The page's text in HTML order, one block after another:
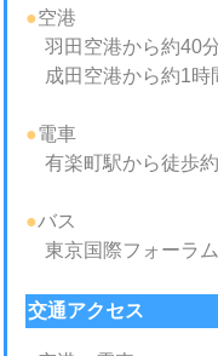
●空港
羽田空港から約40
成田空港から約1時
●電車
有楽町駅から徒歩
●バス
東京国際フォーラ
交通アクセス